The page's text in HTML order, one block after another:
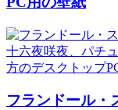
フランドール・